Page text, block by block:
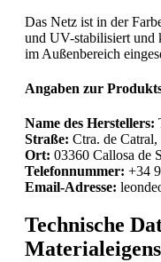
Das Netz ist in der
und UV-stabilisiert und
im Außenbereich
Angaben zur
Name des Herstellers:
Straße: Ctra. de
Ort: 03360 Callosa de
Telefonnummer: +34
Email-Adresse:
Technische